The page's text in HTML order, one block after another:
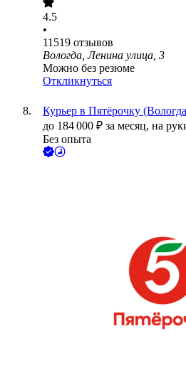
4.5
•
11519 отзывов
Вологда, Ленина улица, 3
Можно без резюме
Откликнуться
Курьер в Пятёрочку
до 184 000 ₽ за месяц, на
Без опыта